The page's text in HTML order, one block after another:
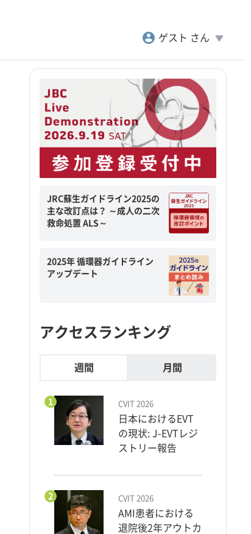
account_circle ゲスト さん play_arrow
JRC蘇生ガイドライン2025の
主な改訂点は？ ～成人の二次
救命処置 ALS～
2025年 循環器ガイドライン
アップデート
アクセスランキング
週間 月間
1 CVIT 2026
日本におけるEVT
の現状: J-EVTレジ
ストリー報告
2 CVIT 2026
AMI患者における
退院後2年アウトカ